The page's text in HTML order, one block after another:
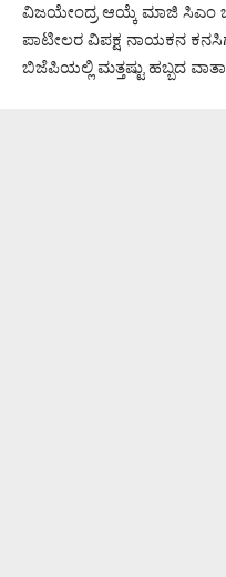
ವಿಜಯೇಂದ್ರ ಆಯ್ಕೆ ಮಾಜಿ
ಪಾಟೀಲರ ವಿಪಕ್ಷ ನಾಯಕನ
ಬಿಜೆಪಿಯಲ್ಲಿ ಮತ್ತಷ್ಟು ಹಬ್ಬದ